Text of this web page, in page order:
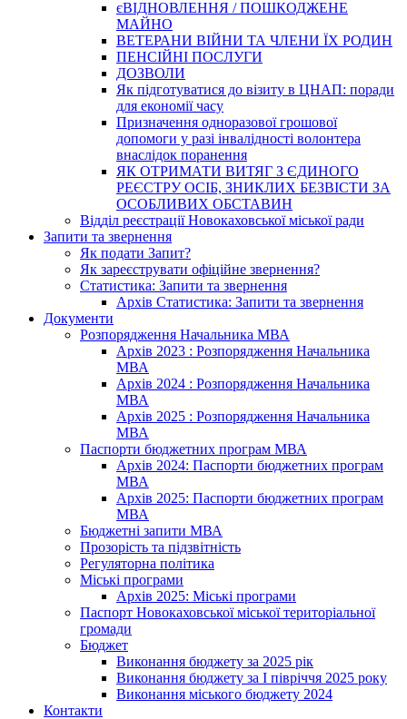
єВІДНОВЛЕННЯ / ПОШКОДЖЕНЕ
МАЙНО
ВЕТЕРАНИ ВІЙНИ ТА ЧЛЕНИ ЇХ РОДИН
ПЕНСІЙНІ ПОСЛУГИ
ДОЗВОЛИ
Як підготуватися до візиту в ЦНАП: поради
для економії часу
Призначення одноразової грошової
допомоги у разі інвалідності волонтера
внаслідок поранення
ЯК ОТРИМАТИ ВИТЯГ З ЄДИНОГО
РЕЄСТРУ ОСІБ, ЗНИКЛИХ БЕЗВІСТИ ЗА
ОСОБЛИВИХ ОБСТАВИН
Відділ реєстрації Новокаховської міської ради
Запити та звернення
Як подати Запит?
Як зареєструвати офіційне звернення?
Статистика: Запити та звернення
Архів Статистика: Запити та звернення
Документи
Розпорядження Начальника МВА
Архів 2023 : Розпорядження Начальника
МВА
Архів 2024 : Розпорядження Начальника
МВА
Архів 2025 : Розпорядження Начальника
МВА
Паспорти бюджетних програм МВА
Архів 2024: Паспорти бюджетних програм
МВА
Архів 2025: Паспорти бюджетних програм
МВА
Бюджетні запити МВА
Прозорість та підзвітність
Регуляторна політика
Міські програми
Архів 2025: Міські програми
Паспорт Новокаховської міської територіальної
громади
Бюджет
Виконання бюджету за 2025 рік
Виконання бюджету за І півріччя 2025 року
Виконання міського бюджету 2024
Контакти